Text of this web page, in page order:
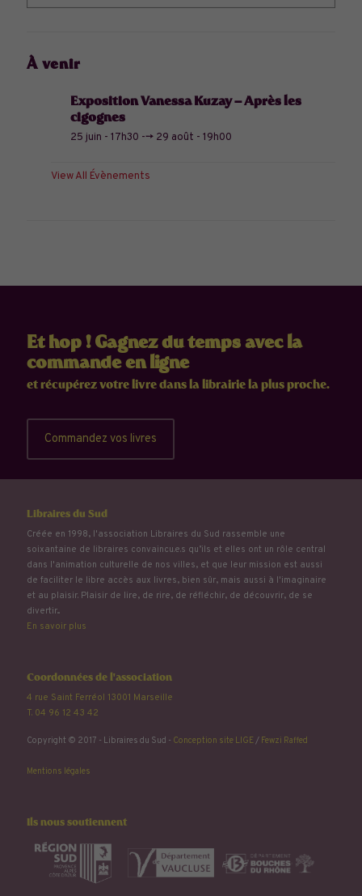
À venir
Exposition Vanessa Kuzay – Après les
cigognes
25 juin - 17h30 --> 29 août - 19h00
View All Évènements
Et hop ! Gagnez du temps avec la
commande en ligne
et récupérez votre livre dans la librairie la plus proche.
Commandez vos livres
Libraires du Sud
Créée en 1998, l'association Libraires du Sud rassemble une
soixantaine de libraires convaincu.e.s qu’ils et elles ont un rôle central
dans l'animation culturelle de nos villes, et que leur mission est aussi
de faciliter le libre accès aux livres, bien sûr, mais aussi à l'imaginaire
et au plaisir. Plaisir de lire, de rire, de réfléchir, de découvrir, de se
divertir...
En savoir plus
Coordonnées de l'association
4 rue Saint Ferréol 13001 Marseille
T. 04 96 12 43 42
Copyright © 2017 - Libraires du Sud - Conception site LIGE/ Fewzi Raffed
Mentions légales
Ils nous soutiennent